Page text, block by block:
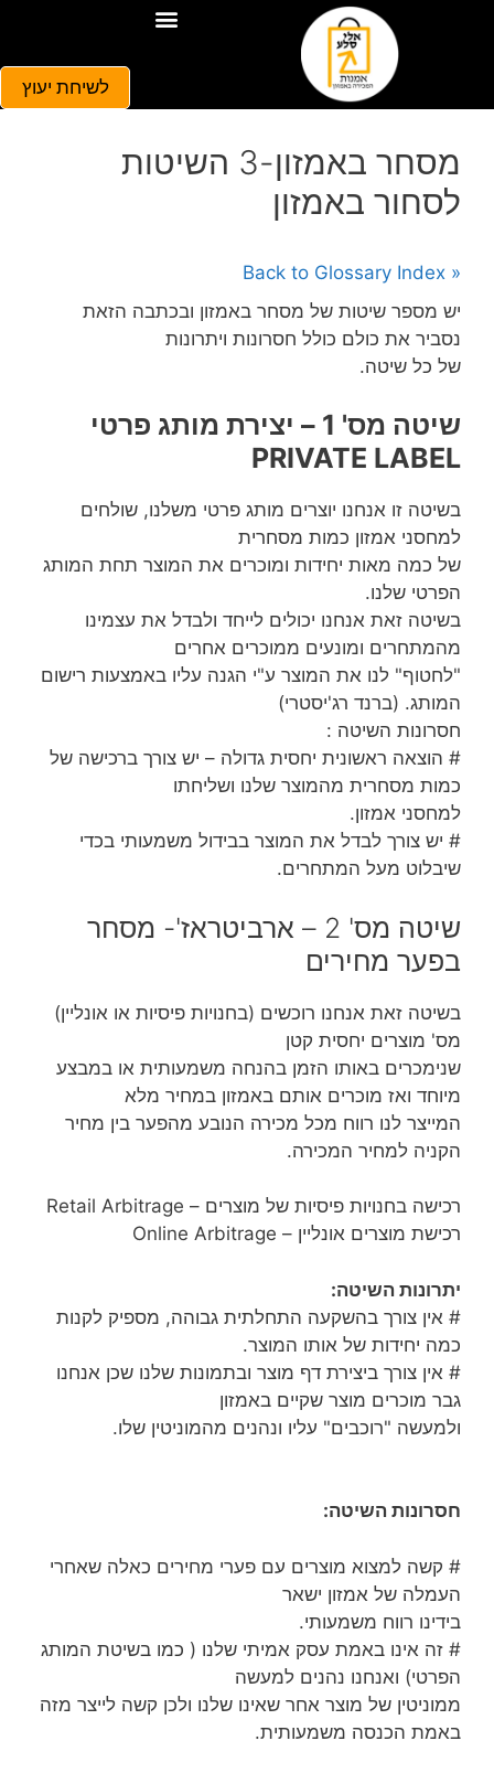
לשיחת יעוץ
מסחר באמזון-3 השיטות
לסחור באמזון
« Back to Glossary Index
יש מספר שיטות של מסחר באמזון ובכתבה הזאת
נסביר את כולם כולל חסרונות ויתרונות
של כל שיטה.
שיטה מס' 1 – יצירת מותג פרטי
PRIVATE LABEL
בשיטה זו אנחנו יוצרים מותג פרטי משלנו, שולחים
למחסני אמזון כמות מסחרית
של כמה מאות יחידות ומוכרים את המוצר תחת המותג
הפרטי שלנו.
בשיטה זאת אנחנו יכולים לייחד ולבדל את עצמינו
מהמתחרים ומונעים ממוכרים אחרים
"לחטוף" לנו את המוצר ע"י הגנה עליו באמצעות רישום
המותג. (ברנד רג'יסטרי)
חסרונות השיטה :
# הוצאה ראשונית יחסית גדולה – יש צורך ברכישה של
כמות מסחרית מהמוצר שלנו ושליחתו
למחסני אמזון.
# יש צורך לבדל את המוצר בבידול משמעותי בכדי
שיבלוט מעל המתחרים.
שיטה מס' 2 – ארביטראז'- מסחר
בפער מחירים
בשיטה זאת אנחנו רוכשים (בחנויות פיסיות או אונליין)
מס' מוצרים יחסית קטן
שנימכרים באותו הזמן בהנחה משמעותית או במבצע
מיוחד ואז מוכרים אותם באמזון במחיר מלא
המייצר לנו רווח מכל מכירה הנובע מהפער בין מחיר
הקניה למחיר המכירה.
רכישה בחנויות פיסיות של מוצרים – Retail Arbitrage
רכישת מוצרים אונליין – Online Arbitrage
יתרונות השיטה:
# אין צורך בהשקעה התחלתית גבוהה, מספיק לקנות
כמה יחידות של אותו המוצר.
# אין צורך ביצירת דף מוצר ובתמונות שלנו שכן אנחנו
גבר מוכרים מוצר שקיים באמזון
ולמעשה "רוכבים" עליו ונהנים מהמוניטין שלו.
חסרונות השיטה:
# קשה למצוא מוצרים עם פערי מחירים כאלה שאחרי
העמלה של אמזון ישאר
בידינו רווח משמעותי.
# זה אינו באמת עסק אמיתי שלנו ( כמו בשיטת המותג
הפרטי) ואנחנו נהנים למעשה
ממוניטין של מוצר אחר שאינו שלנו ולכן קשה לייצר מזה
באמת הכנסה משמעותית.